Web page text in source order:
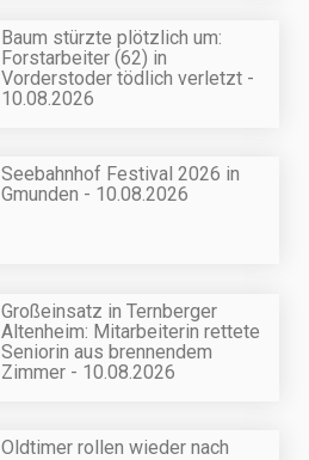
Baum stürzte plötzlich um:
Forstarbeiter (62) in
Vorderstoder tödlich verletzt -
10.08.2026
Seebahnhof Festival 2026 in
Gmunden - 10.08.2026
Großeinsatz in Ternberger
Altenheim: Mitarbeiterin rettete
Seniorin aus brennendem
Zimmer - 10.08.2026
Oldtimer rollen wieder nach